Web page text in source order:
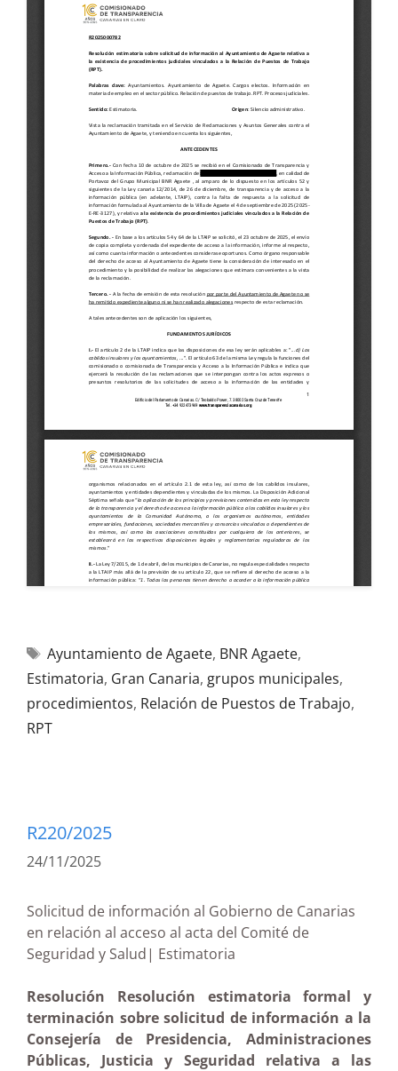
Ayuntamiento de Agaete, BNR Agaete,
Estimatoria, Gran Canaria, grupos municipales,
procedimientos, Relación de Puestos de Trabajo,
RPT
R220/2025
24/11/2025
Solicitud de información al Gobierno de Canarias
en relación al acceso al acta del Comité de
Seguridad y Salud| Estimatoria
Resolución Resolución estimatoria formal y
terminación sobre solicitud de información a la
Consejería de Presidencia, Administraciones
Públicas, Justicia y Seguridad relativa a las